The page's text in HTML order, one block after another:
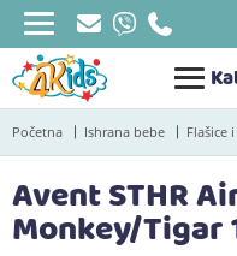
Početna Ishrana bebe Flašice
Avent STHR
Monkey/Tigar